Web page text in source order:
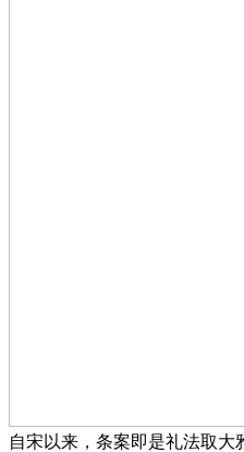
自宋以来，条案即是礼法取